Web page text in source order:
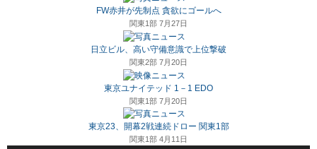
FW赤井が先制点 貪欲にゴールへ
関東1部 7月27日
日立ビル、高い守備意識で上位撃破
関東2部 7月20日
東京ユナイテッド 1－1 EDO
関東1部 7月20日
東京23、開幕2戦連続ドロー 関東1部
関東1部 4月11日